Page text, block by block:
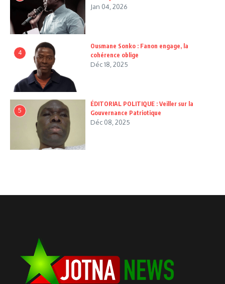
Jan 04, 2026
4
Ousmane Sonko : Fanon engage, la
cohérence oblige
Déc 18, 2025
5
ÉDITORIAL POLITIQUE : Veiller sur la
Gouvernance Patriotique
Déc 08, 2025